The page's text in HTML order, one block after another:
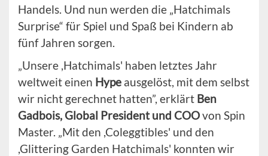
Handels. Und nun werden die „Hatchimals
Surprise“ für Spiel und Spaß bei Kindern ab
fünf Jahren sorgen.
„Unsere ,Hatchimals' haben letztes Jahr
weltweit einen Hype ausgelöst, mit dem selbst
wir nicht gerechnet hatten”, erklärt Ben
Gadbois, Global President und COOvon Spin
Master. „Mit den ,Coleggtibles' und den
,Glittering Garden Hatchimals' konnten wir